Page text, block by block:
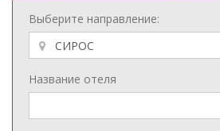
Выберите направление:
Название отеля